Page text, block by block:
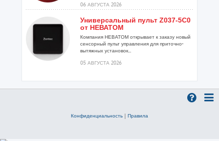
06 АВГУСТА 2026
Универсальный пульт Z037-5C0
от НЕВАТОМ
Компания НЕВАТОМ открывает к заказу новый
сенсорный пульт управления для приточно-
вытяжных установок...
05 АВГУСТА 2026
расширения ...
Конфиденциальность | Правила